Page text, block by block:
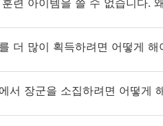
훈련 아이템을 쓸 수 없습니다.
더 많이 획득하려면 어떻게
서 장군을 소집하려면 어떻게